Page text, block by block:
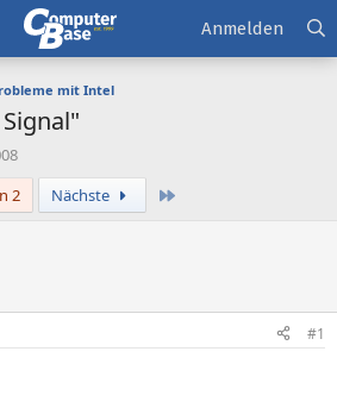
Anmelden
mit Intel
2
Nächste
#1